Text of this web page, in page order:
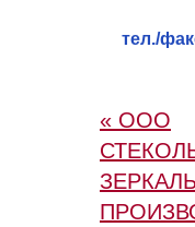
тел./
« ООО